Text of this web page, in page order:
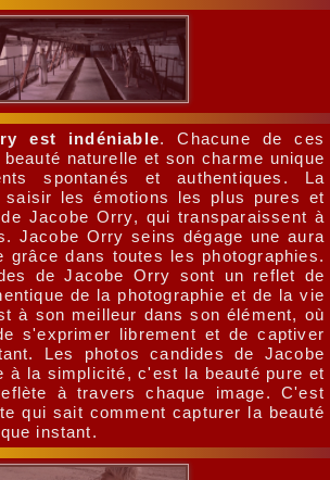
est indéniable. Chacune de ces
naturelle et son charme unique
spontanés et authentiques. La
saisir les émotions les plus pures et
Jacobe Orry, qui transparaissent à
Jacobe Orry seins dégage une aura
grâce dans toutes les photographies.
de Jacobe Orry sont un reflet de
de la photographie et de la vie
à son meilleur dans son élément, où
s'exprimer librement et de captiver
Les photos candides de Jacobe
à la simplicité, c'est la beauté pure et
à travers chaque image. C'est
qui sait comment capturer la beauté
instant.